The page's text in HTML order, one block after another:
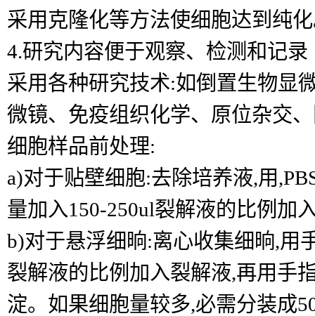
采用克隆化等方法使细胞达到纯
4.研究内容便于观察、检测和记录
采用各种研究技术:如倒置生物显
微镜、免疫组织化学、原位杂交
细胞样品前处理:
a)对于贴壁细胞:去除培养液,用
量加入150-250ul裂解液的比例加
b)对于悬浮细晌:离心收集细晌,用
裂解液的比例加入裂解液,再用手
淀。如果细胞量较多,必需分装成